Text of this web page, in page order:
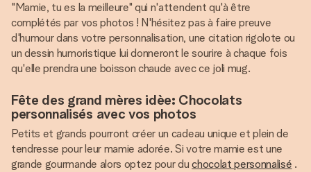
"Mamie, tu es la meilleure" qui n'attendent qu'à être
complétés par vos photos ! N'hésitez pas à faire preuve
d'humour dans votre personnalisation, une citation rigolote ou
un dessin humoristique lui donneront le sourire à chaque fois
qu'elle prendra une boisson chaude avec ce joli mug.
Fête des grand mères idèe: Chocolats
personnalisés avec vos photos
Petits et grands pourront créer un cadeau unique et plein de
tendresse pour leur mamie adorée. Si votre mamie est une
grande gourmande alors optez pour duchocolat personnalisé .